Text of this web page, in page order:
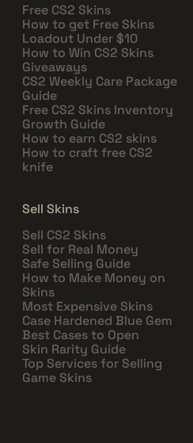
Free CS2 Skins
How to get Free Skins
Loadout Under $10
How to Win CS2 Skins
Giveaways
CS2 Weekly Care Package
Guide
Free CS2 Skins Inventory
Growth Guide
How to earn CS2 skins
How to craft free CS2
knife
Sell Skins
Sell CS2 Skins
Sell for Real Money
Safe Selling Guide
How to Make Money on
Skins
Most Expensive Skins
Case Hardened Blue Gem
Best Cases to Open
Skin Rarity Guide
Top Services for Selling
Game Skins